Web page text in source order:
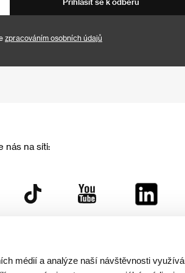
médií a analýze naší návštěvnosti
zpracováním osobních údajů
nás na síti:
která zastřešuje i další projekty: